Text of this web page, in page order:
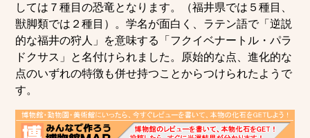
しては７種目の恐竜となります。（福井県では５種目、
獣脚類では２種目）。学名が面白く、ラテン語で「逆説
的な福井の狩人」を意味する「フクイベナートル・パラ
ドクサス」と名付けられました。原始的な点、進化的な
点のいずれの特徴も併せ持つことからつけられたようで
す。